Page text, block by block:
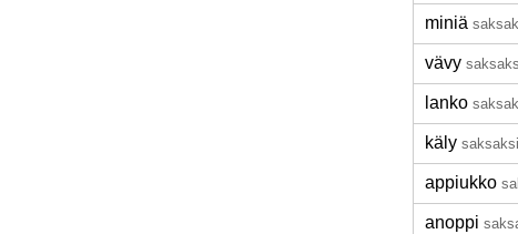
miniä
vävy
lanko
käly saksaksi
appiukko
anoppi